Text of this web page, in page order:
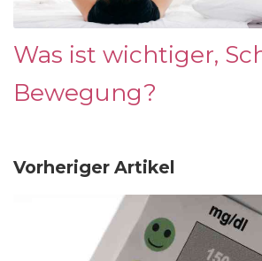
Was ist wichtiger,
Bewegung?
Vorheriger Artikel